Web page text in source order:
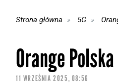
Strona główna 5G
Orange
11 WRZEŚNIA 2025, 08:56